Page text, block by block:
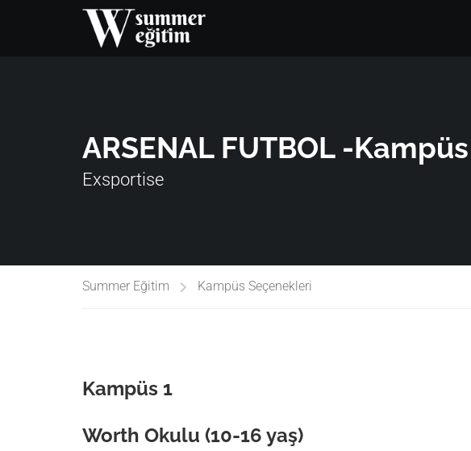
ARSENAL FUTBOL -
Exsportise
Summer Eğitim Kampüs Seçenekleri
Kampüs 1
Worth Okulu (10-16 yaş)